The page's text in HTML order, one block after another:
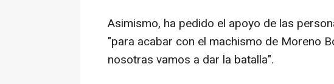
Asimismo, ha pedido el apoyo de las
"para acabar con el machismo de Moreno
nosotras vamos a dar la batalla".